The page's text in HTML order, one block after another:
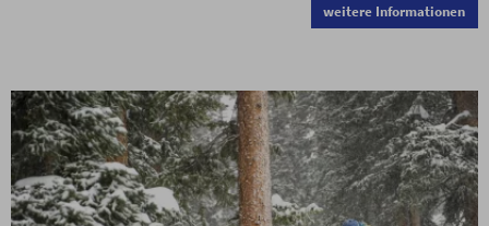
weitere Informationen